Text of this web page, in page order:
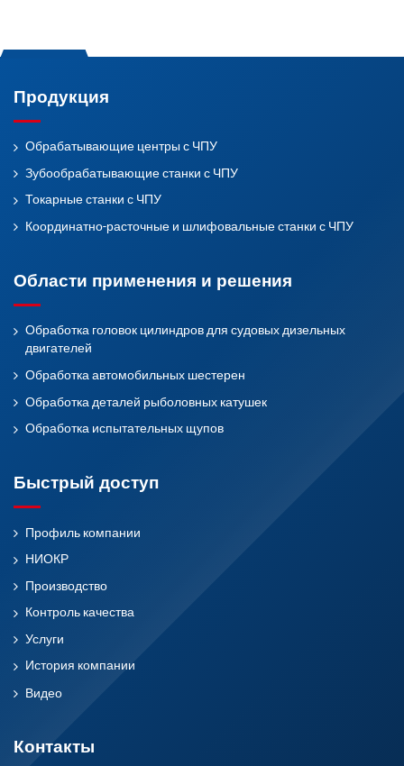
Продукция
Обрабатывающие центры с ЧПУ
Зубообрабатывающие станки с ЧПУ
Токарные станки с ЧПУ
Координатно-расточные и шлифовальные станки с ЧПУ
Области применения и решения
Обработка головок цилиндров для судовых дизельных
двигателей
Обработка автомобильных шестерен
Обработка деталей рыболовных катушек
Обработка испытательных щупов
Быстрый доступ
Профиль компании
НИОКР
Производство
Контроль качества
Услуги
История компании
Видео
Контакты